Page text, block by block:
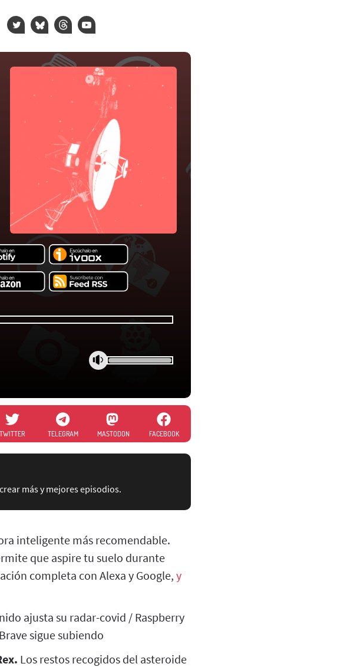
TWITTER TELEGRAM MASTODON FACEBOOK
más y mejores episodios.
inteligente más recomendable.
que aspire tu suelo durante
completa con Alexa y Google,y
ajusta su radar-covid / Raspberry
sigue subiendo
Los restos recogidos del asteroide